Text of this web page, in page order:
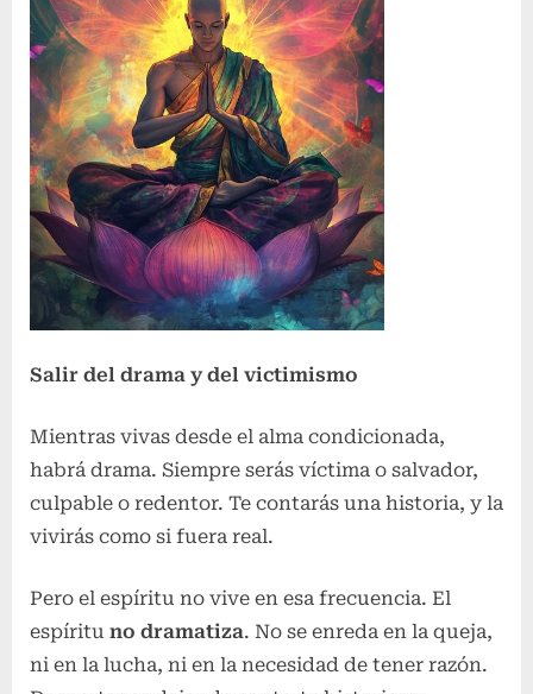
Salir del drama y del victimismo
Mientras vivas desde el alma condicionada,
habrá drama. Siempre serás víctima o salvador,
culpable o redentor. Te contarás una historia, y la
vivirás como si fuera real.
Pero el espíritu no vive en esa frecuencia. El
espíritu no dramatiza. No se enreda en la queja,
ni en la lucha, ni en la necesidad de tener razón.